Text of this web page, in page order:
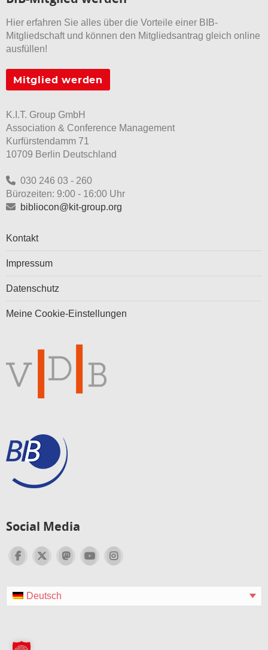
Hier erfahren Sie alles über die Vorteile einer BIB-
Mitgliedschaft und können den Mitgliedsantrag gleich online
ausfüllen!
Mitglied werden
K.I.T. Group GmbH
Association & Conference Management
Kurfürstendamm 71
10709 Berlin Deutschland
030 246 03 - 260
Bürozeiten: 9:00 - 16:00 Uhr
bibliocon@kit-group.org
Kontakt
Impressum
Datenschutz
Meine Cookie-Einstellungen
Social Media
Deutsch